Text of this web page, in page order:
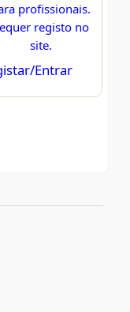
profissionais.
registo no
site.
Entrar